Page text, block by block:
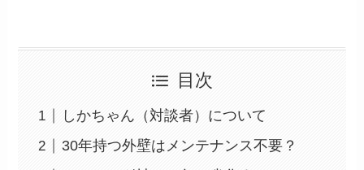
目次
しかちゃん（対談者）について
30年持つ外壁はメンテナンス不要？